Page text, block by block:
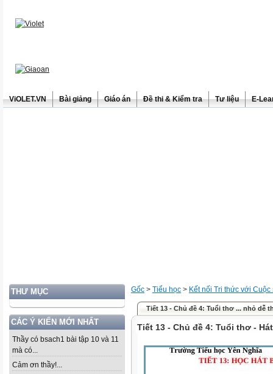
ViOLET.VN Bài giảng Giáo án Đề thi & Kiểm tra Tư liệu E-
THƯ MỤC
CÁC Ý KIẾN MỚI NHẤT
Thầy có bsach1 bài tập 10 và 11
mà có...
Cảm ơn thầy!...
Gốc > Tiểu học > Kết nối Tri thức với Cuộc
Tiết 13 - Chủ đề 4: Tuổi thơ ... nhỏ dễ
Tiết 13 - Chủ đề 4: Tuổi thơ -